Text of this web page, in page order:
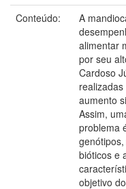
Conteúdo:
A
alimentar
por seu
Cardoso
aumento
Assim,
problema
bióticos e
objetivo